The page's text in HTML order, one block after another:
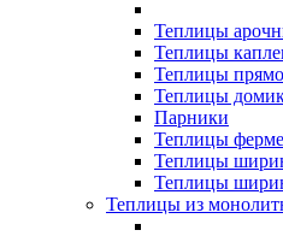
Теплицы
Теплицы
Теплицы
Теплицы
Парники
Теплицы
Теплицы
Теплицы
Теплицы из